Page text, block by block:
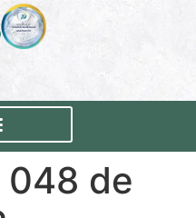
048 de